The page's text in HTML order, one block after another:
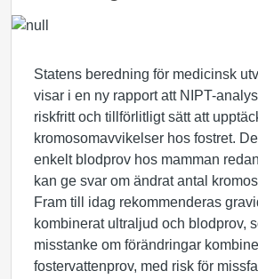
Statens beredning för medicinsk
visar i en ny rapport att NIPT-
riskfritt och tillförlitligt sätt att
kromosomavvikelser hos fostret.
enkelt blodprov hos mamman
kan ge svar om ändrat antal
Fram till idag rekommenderas
kombinerat ultraljud och blodprov,
misstanke om förändringar
fostervattenprov, med risk för